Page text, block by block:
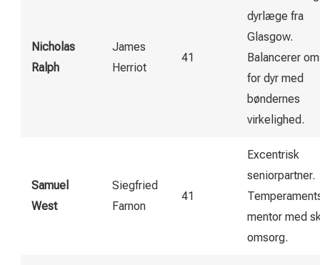
Nicholas
Ralph
James
Herriot
41
dyrlæge fra
Glasgow.
Balancerer
for dyr med
bøndernes
virkelighed.
Samuel
West
Siegfried
Farnon
41
Excentrisk
seniorpartner.
mentor med
omsorg.